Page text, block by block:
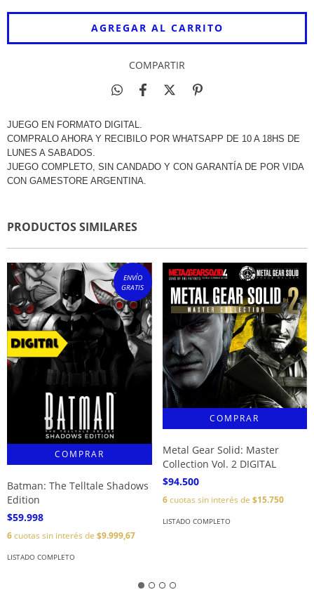
COMPARTIR
JUEGO EN FORMATO DIGITAL.
COMPRALO AHORA Y RECIBILO POR WHATSAPP DE 10 A 18HS DE
LUNES A SABADOS.
JUEGO COMPLETO, SIN CANDADO Y CON GARANTÍA DE POR VIDA
CON GAMESTORE ARGENTINA.
PRODUCTOS SIMILARES
ENVÍO
GRATIS
Batman: The Telltale Shadows
Edition
$59.998
6cuotas sin interés de $9.999,67
LISTADO COMPLETO
Metal Gear Solid: Master
Collection Vol. 2 DIGITAL
$94.500
6cuotas sin interés de $15.750
LISTADO COMPLETO